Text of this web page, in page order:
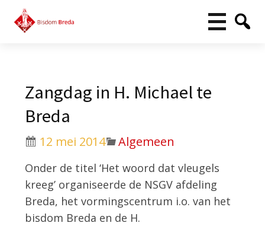
Zangdag in H. Michael te
Breda
12 mei 2014 Algemeen
Onder de titel ‘Het woord dat vleugels
kreeg’ organiseerde de NSGV afdeling
Breda, het vormingscentrum i.o. van het
bisdom Breda en de H.